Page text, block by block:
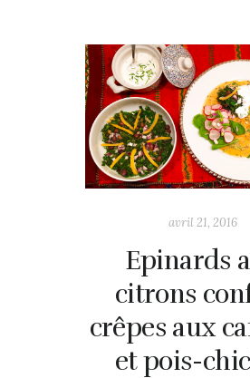
avril 21, 2016
Epinards
citrons
crêpes aux
et pois-